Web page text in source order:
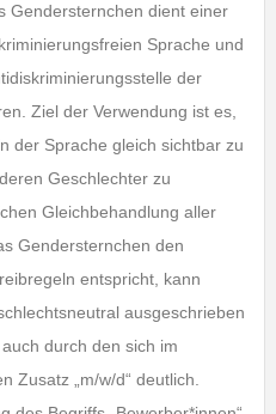
Gendersternchen dient einer
Sprache und
der
Ziel der Verwendung ist es,
der Sprache gleich sichtbar zu
Geschlechter zu
Gleichbehandlung aller
Gendersternchen den
entspricht, kann
ausgeschrieben
durch den sich im
Zusatz „m/w/d“ deutlich.